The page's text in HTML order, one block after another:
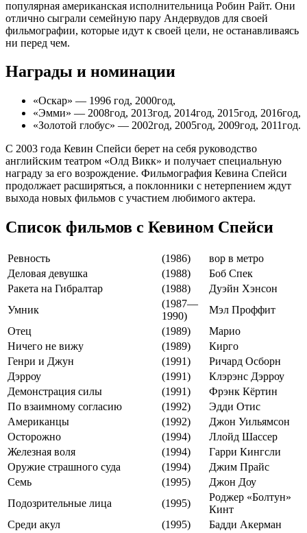
популярная американская исполнительница Робин Райт. Они
отлично сыграли семейную пару Андервудов для своей
фильмографии, которые идут к своей цели, не останавливаясь
ни перед чем.
Награды и номинации
«Оскар» — 1996 год, 2000год,
«Эмми» — 2008год, 2013год, 2014год, 2015год, 2016год,
«Золотой глобус» — 2002год, 2005год, 2009год, 2011год.
С 2003 года Кевин Спейси берет на себя руководство
английским театром «Олд Викк» и получает специальную
награду за его возрождение. Фильмография Кевина Спейси
продолжает расширяться, а поклонники с нетерпением ждут
выхода новых фильмов с участием любимого актера.
Список фильмов с Кевином Спейси
Ревность (1986)
вор в метро
Деловая девушка
(1988)
Боб Спек
Ракета на Гибралтар
(1988)
Дуэйн Хэнсон
Умник
(1987—
1990)
Мэл Проффит
Отец
(1989)
Марио
Ничего не вижу
(1989)
Кирго
Генри и Джун
(1991)
Ричард Осборн
Дэрроу
(1991)
Клэрэнс Дэрроу
Демонстрация силы
(1991)
Фрэнк Кёртин
По взаимному согласию
(1992)
Эдди Отис
Американцы
(1992)
Джон Уильямсон
Осторожно
(1994)
Ллойд Шассер
Железная воля
(1994)
Гарри Кингсли
Оружие страшного суда
(1994)
Джим Прайс
Семь
(1995)
Джон Доу
Подозрительные лица
(1995)
Роджер «Болтун»
Кинт
Среди акул
(1995)
Бадди Акерман